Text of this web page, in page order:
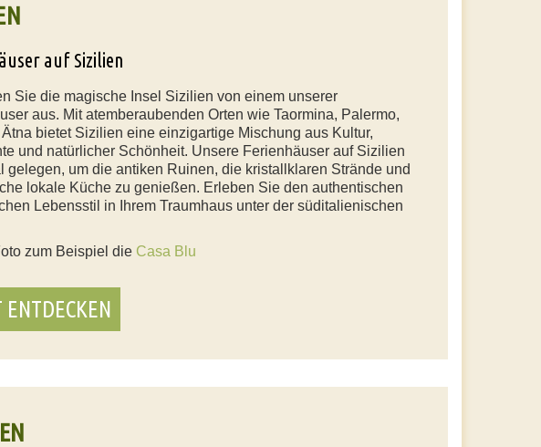
auf Sizilien
Sie die magische Insel Sizilien von einem unserer
aus. Mit atemberaubenden Orten wie Taormina, Palermo,
bietet Sizilien eine einzigartige Mischung aus Kultur,
und natürlicher Schönheit. Unsere Ferienhäuser auf Sizilien
gelegen, um die antiken Ruinen, die kristallklaren Strände und
lokale Küche zu genießen. Erleben Sie den authentischen
Lebensstil in Ihrem Traumhaus unter der süditalienischen
zum Beispiel die Casa Blu
ENTDECKEN